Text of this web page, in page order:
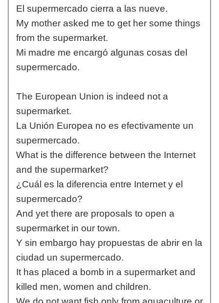
El supermercado cierra a las nueve.
My mother asked me to get her some things
from the supermarket.
Mi madre me encargó algunas cosas del
supermercado.
The European Union is indeed not a
supermarket.
La Unión Europea no es efectivamente un
supermercado.
What is the difference between the Internet
and the supermarket?
¿Cuál es la diferencia entre Internet y el
supermercado?
And yet there are proposals to open a
supermarket in our town.
Y sin embargo hay propuestas de abrir en la
ciudad un supermercado.
It has placed a bomb in a supermarket and
killed men, women and children.